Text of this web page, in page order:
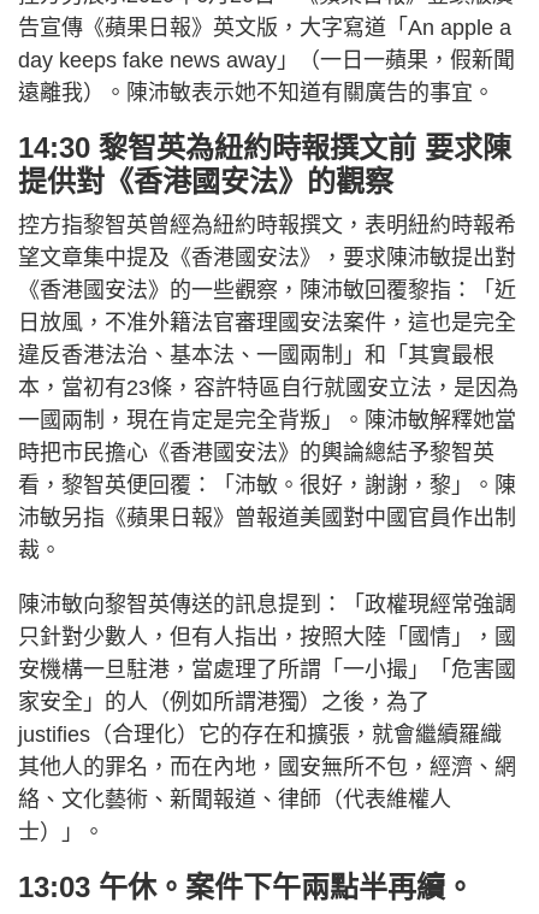
告宣傳《蘋果日報》英文版，大字寫道「An apple a
day keeps fake news away」（一日一蘋果，假新聞
遠離我）。陳沛敏表示她不知道有關廣告的事宜。
14:30 黎智英為紐約時報撰文前 要求陳
提供對《香港國安法》的觀察
控方指黎智英曾經為紐約時報撰文，表明紐約時報希
望文章集中提及《香港國安法》，要求陳沛敏提出對
《香港國安法》的一些觀察，陳沛敏回覆黎指：「近
日放風，不准外籍法官審理國安法案件，這也是完全
違反香港法治、基本法、一國兩制」和「其實最根
本，當初有23條，容許特區自行就國安立法，是因為
一國兩制，現在肯定是完全背叛」。陳沛敏解釋她當
時把市民擔心《香港國安法》的輿論總結予黎智英
看，黎智英便回覆：「沛敏。很好，謝謝，黎」。陳
沛敏另指《蘋果日報》曾報道美國對中國官員作出制
裁。
陳沛敏向黎智英傳送的訊息提到：「政權現經常強調
只針對少數人，但有人指出，按照大陸「國情」，國
安機構一旦駐港，當處理了所謂「一小撮」「危害國
家安全」的人（例如所謂港獨）之後，為了
justifies（合理化）它的存在和擴張，就會繼續羅織
其他人的罪名，而在內地，國安無所不包，經濟、網
絡、文化藝術、新聞報道、律師（代表維權人
士）」。
13:03 午休。案件下午兩點半再續。